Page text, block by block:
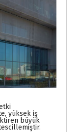
yüksek iş
büyük